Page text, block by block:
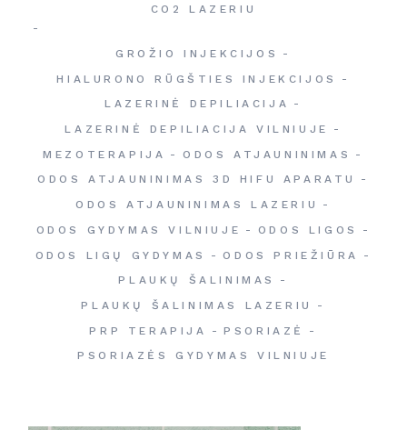
CO2 LAZERIU
GROŽIO INJEKCIJOS
HIALURONO RŪGŠTIES INJEKCIJOS
LAZERINĖ DEPILIACIJA
LAZERINĖ DEPILIACIJA VILNIUJE
MEZOTERAPIJA
ODOS ATJAUNINIMAS
ODOS ATJAUNINIMAS 3D HIFU APARATU
ODOS ATJAUNINIMAS LAZERIU
ODOS GYDYMAS VILNIUJE
ODOS LIGOS
ODOS LIGŲ GYDYMAS
ODOS PRIEŽIŪRA
PLAUKŲ ŠALINIMAS
PLAUKŲ ŠALINIMAS LAZERIU
PRP TERAPIJA
PSORIAZĖ
PSORIAZĖS GYDYMAS VILNIUJE